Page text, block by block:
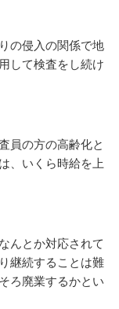
の侵入の関係で地
して検査をし続け
員の方の高齢化と
、いくら時給を上
んとか対応されて
継続することは難
ろ廃業するかとい